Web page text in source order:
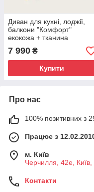
Диван для кухні, лоджії,
балкони "Комфорт"
екокожа + тканина
900х500мм
7 990 ₴
Купити
Про нас
100% позитивних з 29
Працює з
м. Київ
Черчилля, 42е, Київ,
Контакти